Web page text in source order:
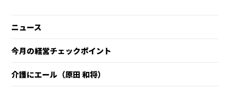
ニュース
今月の経営チェックポイント
介護にエール（原田 和将）